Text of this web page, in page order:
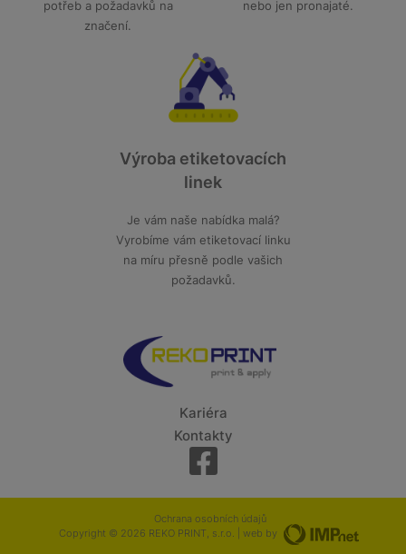
potřeb a požadavků na
značení.
nebo jen pronajaté.
Výroba etiketovacích
linek
Je vám naše nabídka malá?
Vyrobíme vám etiketovací linku
na míru přesně podle vašich
požadavků.
Kariéra
Kontakty
Ochrana osobních údajů
Copyright © 2026 REKO PRINT, s.r.o. | web by